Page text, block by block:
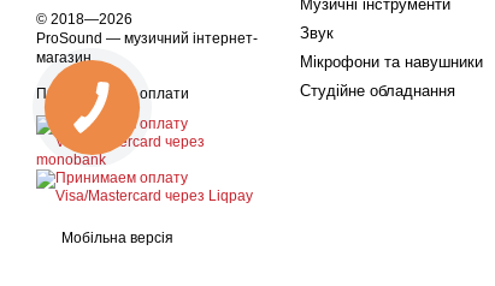
© 2018—2026
ProSound — музичний інтернет-
магазин
Приймаємо до оплати
Мобільна версія
Музичні інструменти
Звук
Мікрофони та навушники
Студійне обладнання